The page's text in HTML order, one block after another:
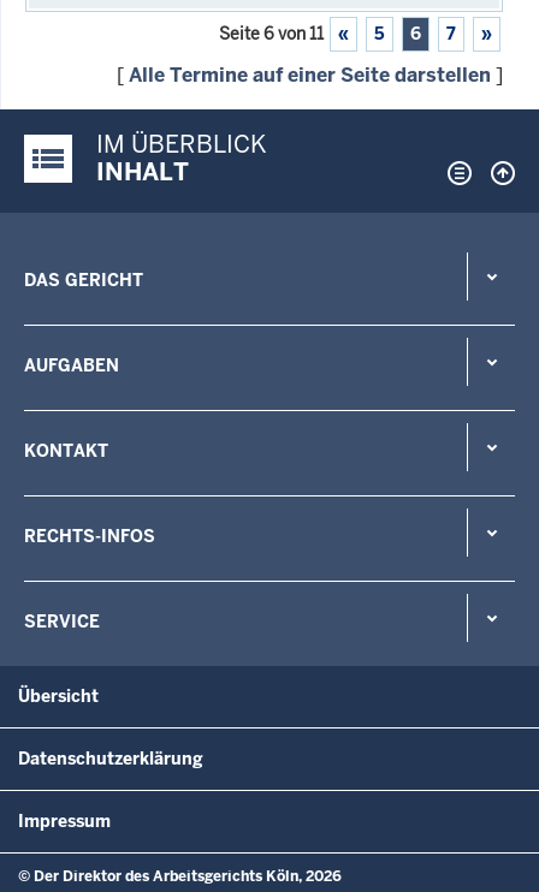
Seite 6 von 11 « 5 6 7 »
[Alle Termine auf einer Seite darstellen ]
Justiz-Portal im Überblick:
IM ÜBERBLICK
INHALT
DAS GERICHT
AUFGABEN
KONTAKT
RECHTS-INFOS
SERVICE
Übersicht
Datenschutzerklärung
Impressum
© Der Direktor des Arbeitsgerichts Köln, 2026